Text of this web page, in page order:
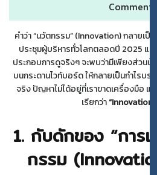
Comments
คำว่า “นวัตกรรม” (Innovation) กลายเป็
ประชุมผู้บริหารทั่วโลกตลอดปี 2025 แต่ห
ประกอบการดูจริงๆ จะพบว่ามีเพียงส่วนน้อ
บนกระดานไวท์บอร์ด ให้กลายเป็นกำไรบร
จริง ปัญหาไม่ได้อยู่ที่เราขาดเครื่องมือ แ
เรียกว่า“Innovation
1. กับดักของ “การแ
กรรม